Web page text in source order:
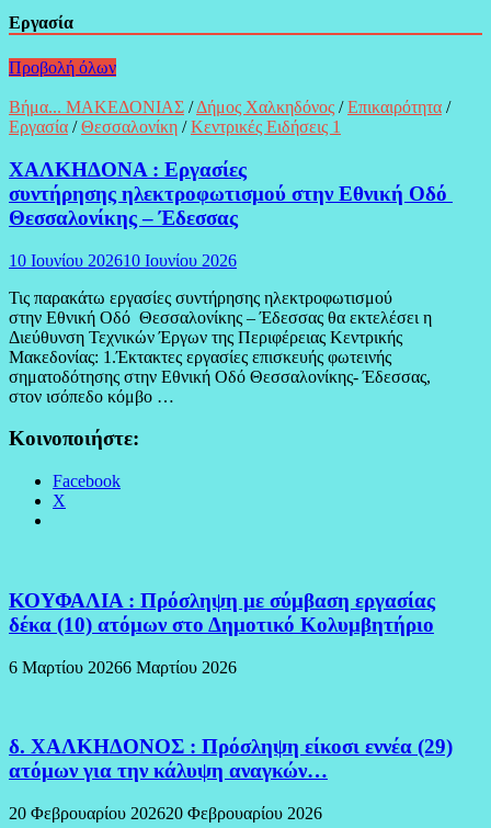
Εργασία
Προβολή όλων
Βήμα... ΜΑΚΕΔΟΝΙΑΣ /Δήμος Χαλκηδόνος /Επικαιρότητα /
Εργασία /Θεσσαλονίκη /Κεντρικές Ειδήσεις 1
ΧΑΛΚΗΔΟΝΑ : Εργασίες
συντήρησης ηλεκτροφωτισμού στην Εθνική Οδό
Θεσσαλονίκης – Έδεσσας
10 Ιουνίου 202610 Ιουνίου 2026
Τις παρακάτω εργασίες συντήρησης ηλεκτροφωτισμού
στην Εθνική Οδό Θεσσαλονίκης – Έδεσσας θα εκτελέσει η
Διεύθυνση Τεχνικών Έργων της Περιφέρειας Κεντρικής
Μακεδονίας: 1.Έκτακτες εργασίες επισκευής φωτεινής
σηματοδότησης στην Εθνική Οδό Θεσσαλονίκης- Έδεσσας,
στον ισόπεδο κόμβο …
Κοινοποιήστε:
Facebook
X
ΚΟΥΦΑΛΙΑ : Πρόσληψη με σύμβαση εργασίας
δέκα (10) ατόμων στο Δημοτικό Κολυμβητήριο
6 Μαρτίου 20266 Μαρτίου 2026
δ. ΧΑΛΚΗΔΟΝΟΣ : Πρόσληψη είκοσι εννέα (29)
ατόμων για την κάλυψη αναγκών…
20 Φεβρουαρίου 202620 Φεβρουαρίου 2026